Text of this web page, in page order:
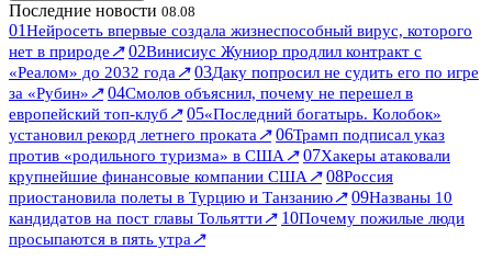
Последние новости 08.08
01Нейросеть впервые создала жизнеспособный вирус, которого
нет в природе↗ 02Винисиус Жуниор продлил контракт с
«Реалом» до 2032 года↗ 03Даку попросил не судить его по игре
за «Рубин»↗ 04Смолов объяснил, почему не перешел в
европейский топ-клуб↗ 05«Последний богатырь. Колобок»
установил рекорд летнего проката↗ 06Трамп подписал указ
против «родильного туризма» в США↗ 07Хакеры атаковали
крупнейшие финансовые компании США↗ 08Россия
приостановила полеты в Турцию и Танзанию↗ 09Названы 10
кандидатов на пост главы Тольятти↗ 10Почему пожилые люди
просыпаются в пять утра↗